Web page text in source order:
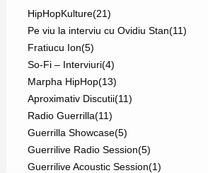
HipHopKulture(21)
Pe viu la interviu cu Ovidiu Stan(11)
Fratiucu Ion(5)
So-Fi – Interviuri(4)
Marpha HipHop(13)
Aproximativ Discutii(11)
Radio Guerrilla(11)
Guerrilla Showcase(5)
Guerrilive Radio Session(5)
Guerrilive Acoustic Session(1)